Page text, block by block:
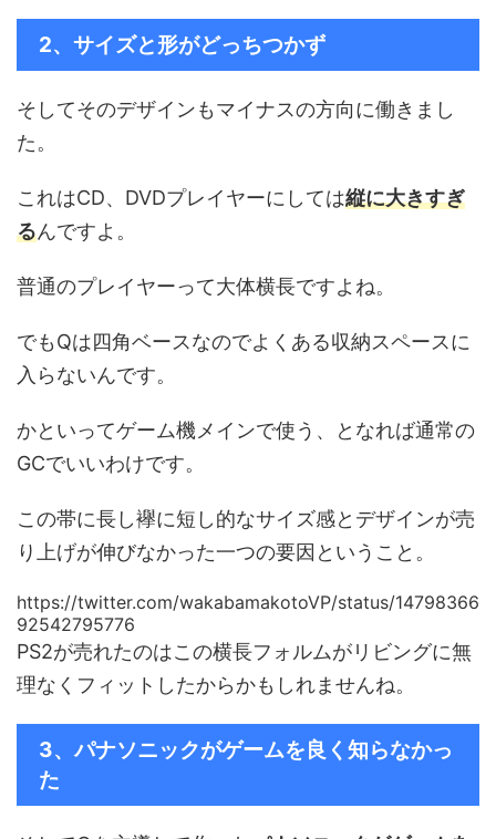
2、サイズと形がどっちつかず
そしてそのデザインもマイナスの方向に働きまし
た。
これはCD、DVDプレイヤーにしては縦に大きすぎ
るんですよ。
普通のプレイヤーって大体横長ですよね。
でもQは四角ベースなのでよくある収納スペースに
入らないんです。
かといってゲーム機メインで使う、となれば通常の
GCでいいわけです。
この帯に長し襷に短し的なサイズ感とデザインが売
り上げが伸びなかった一つの要因ということ。
https://twitter.com/wakabamakotoVP/status/14798366
92542795776
PS2が売れたのはこの横長フォルムがリビングに無
理なくフィットしたからかもしれませんね。
3、パナソニックがゲームを良く知らなかっ
た